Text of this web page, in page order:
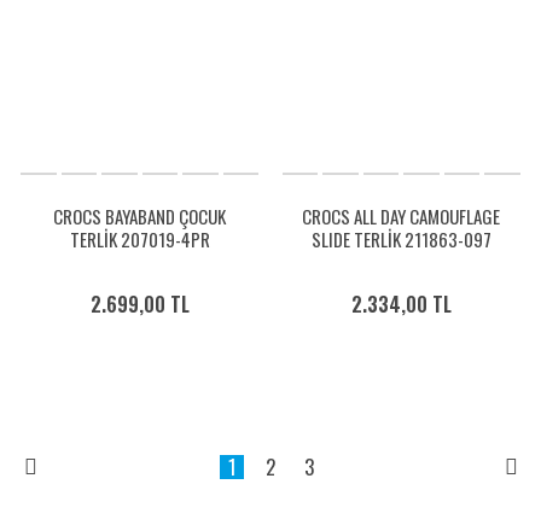
CROCS BAYABAND ÇOCUK
TERLİK 207019-4PR
2.699,00 TL
CROCS ALL DAY CAMOUFLAGE
SLIDE TERLİK 211863-097
2.334,00 TL
1 2 3